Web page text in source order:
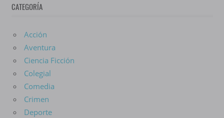
Anime
CATEGORÍA
Acción
Aventura
Ciencia Ficción
Colegial
Comedia
Crimen
Deporte